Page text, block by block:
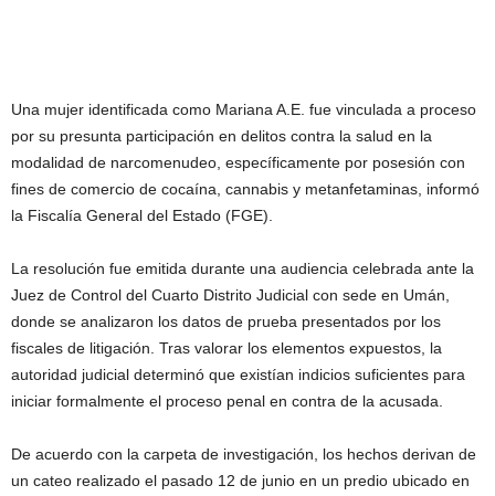
Una mujer identificada como Mariana A.E. fue vinculada a proceso
por su presunta participación en delitos contra la salud en la
modalidad de narcomenudeo, específicamente por posesión con
fines de comercio de cocaína, cannabis y metanfetaminas, informó
la Fiscalía General del Estado (FGE).
La resolución fue emitida durante una audiencia celebrada ante la
Juez de Control del Cuarto Distrito Judicial con sede en Umán,
donde se analizaron los datos de prueba presentados por los
fiscales de litigación. Tras valorar los elementos expuestos, la
autoridad judicial determinó que existían indicios suficientes para
iniciar formalmente el proceso penal en contra de la acusada.
De acuerdo con la carpeta de investigación, los hechos derivan de
un cateo realizado el pasado 12 de junio en un predio ubicado en